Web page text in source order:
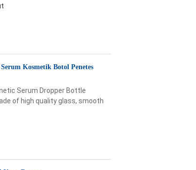
Kosmetik Botol Penetes
Serum Dropper Bottle
of high quality glass, smooth